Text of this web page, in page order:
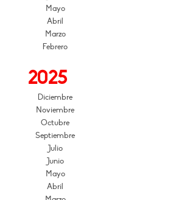
Mayo
Abril
Marzo
Febrero
2025
Diciembre
Noviembre
Octubre
Septiembre
Julio
Junio
Mayo
Abril